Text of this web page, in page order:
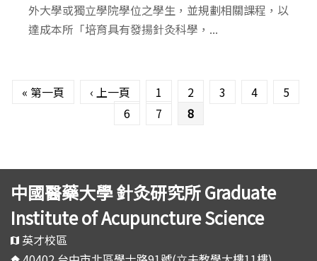
外大學或獨立學院學位之學生，並規劃相關課程，以
達成本所「培育具有發揚針灸科學，...
« 第一頁 ‹ 上一頁 1 2 3 4
5
6
7 8
中國醫藥大學 針灸研究所 Graduate
Institute of Acupuncture Science
英才校區